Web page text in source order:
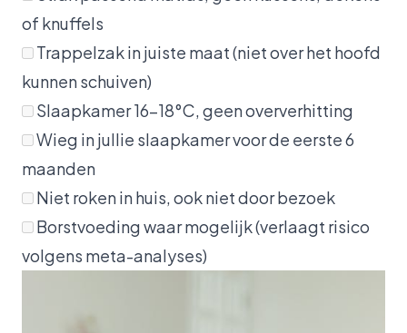
of knuffels
Trappelzak in juiste maat (niet over het hoofd
kunnen schuiven)
Slaapkamer 16-18°C, geen oververhitting
Wieg in jullie slaapkamer voor de eerste 6
maanden
Niet roken in huis, ook niet door bezoek
Borstvoeding waar mogelijk (verlaagt risico
volgens meta-analyses)